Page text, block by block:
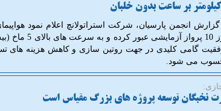
گامی کلیدی در جهت روتین سازی و کاهش هزینه
می شود.
نخبگان توسعه پروژه های بزرگ مقیاس است